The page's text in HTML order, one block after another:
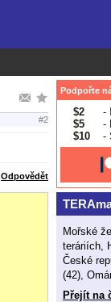
#2
Odpovědět
Podpořte
$2
-
$5
-
$10
-
Mořské
teráriích,
České
(42),
Přejít na